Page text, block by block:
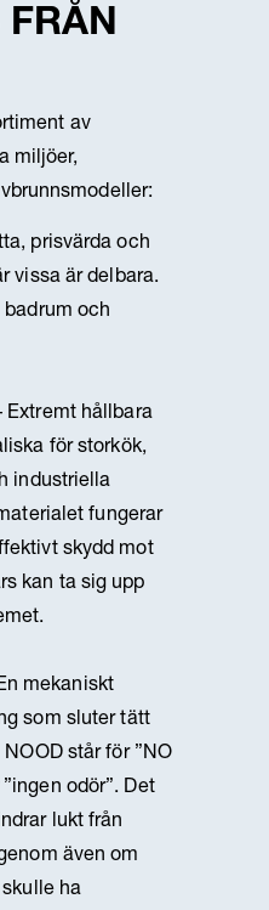
FRÅN
av
miljöer,
prisvärda och
vissa är delbara.
badrum och
Extremt hållbara
för storkök,
industriella
fungerar
skydd mot
kan ta sig upp
mekaniskt
som sluter tätt
står för ”NO
odör”. Det
lukt från
även om
ha